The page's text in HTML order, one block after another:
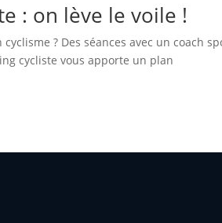
: on lève le voile !
? Des séances avec un coach
cycliste vous apporte un plan